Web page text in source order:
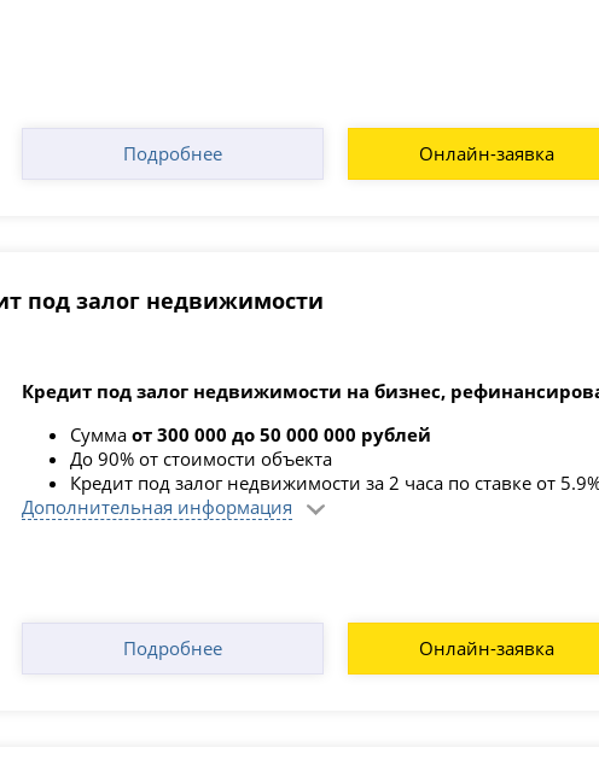
Онлайн-заявка
Подробнее
под залог недвижимости
Кредит под залог недвижимости на бизнес,
Сумма от 300 000 до 50 000 000 рублей
До 90% от стоимости объекта
Кредит под залог недвижимости за 2 часа по ставке от
Дополнительная информация
Онлайн-заявка
Подробнее